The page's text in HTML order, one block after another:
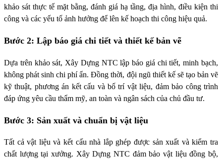
khảo sát thực tế mặt bằng, đánh giá hạ tầng, địa hình, điều kiện thi
công và các yếu tố ảnh hưởng để lên kế hoạch thi công hiệu quả.
Bước 2: Lập báo giá chi tiết và thiết kế bản vẽ
Dựa trên khảo sát, Xây Dựng NTC lập báo giá chi tiết, minh bạch,
không phát sinh chi phí ẩn. Đồng thời, đội ngũ thiết kế sẽ tạo bản vẽ
kỹ thuật, phương án kết cấu và bố trí vật liệu, đảm bảo công trình
đáp ứng yêu cầu thẩm mỹ, an toàn và ngân sách của chủ đầu tư.
Bước 3: Sản xuất và chuẩn bị vật liệu
Tất cả vật liệu và kết cấu nhà lắp ghép được sản xuất và kiểm tra
chất lượng tại xưởng. Xây Dựng NTC đảm bảo vật liệu đồng bộ,